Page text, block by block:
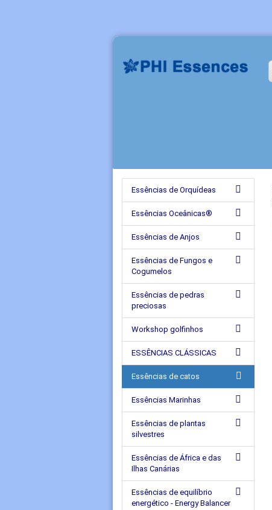
Essências de Orquídeas
Essências Oceânicas®
Essências de Anjos
Essências de Fungos e
Cogumelos
Essências de pedras
preciosas
Workshop golfinhos
ESSÊNCIAS CLÁSSICAS
Essências de catos
Essências Marinhas
Essências de plantas
silvestres
Essências de África e das
Ilhas Canárias
Essências de equilíbrio
energético - Energy Balancer